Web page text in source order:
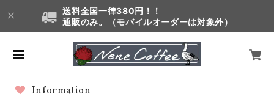
送料全国一律380円！！
通販のみ。（モバイルオーダーは対象外）
Information